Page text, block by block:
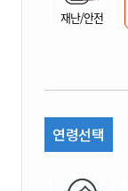
재난/안전
연령선택